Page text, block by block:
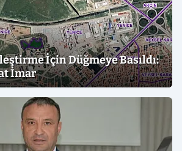
İçin Düğmeye Basıldı:
İmar